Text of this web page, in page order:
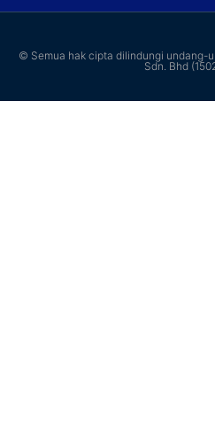
© Semua hak cipta dilindungi undang-
Sdn. Bhd